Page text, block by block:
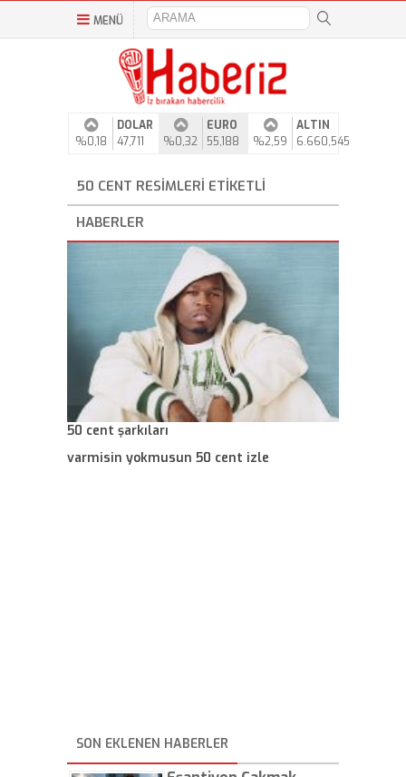
MENÜ
%0,18
DOLAR
47,711
%0,32
EURO
55,188
%2,59
ALTIN
6.660,545
50 CENT RESIMLERI ETIKETLI
HABERLER
50 cent şarkıları
varmisin yokmusun 50 cent izle
SON EKLENEN HABERLER